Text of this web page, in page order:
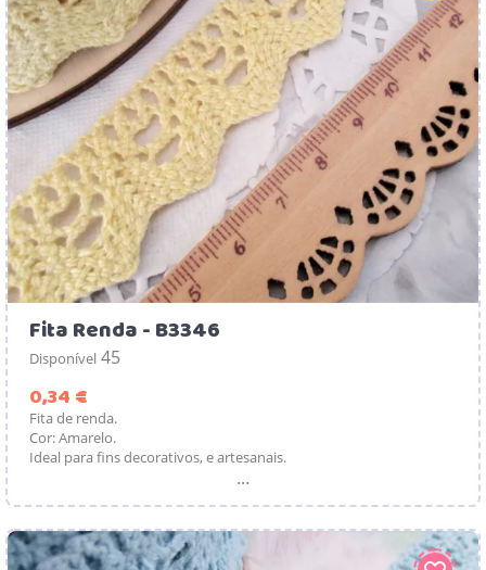
Fita Renda - B3346
Disponível 45
0,34 €
Fita de renda.
Cor: Amarelo.
Ideal para fins decorativos, e artesanais.
...